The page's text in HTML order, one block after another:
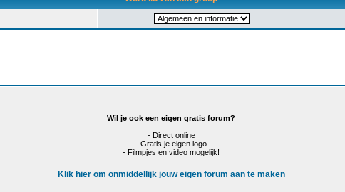
Wil je ook een eigen gratis forum?
- Direct online
- Gratis je eigen logo
- Filmpjes en video mogelijk!
Klik hier om onmiddellijk jouw eigen forum aan te maken